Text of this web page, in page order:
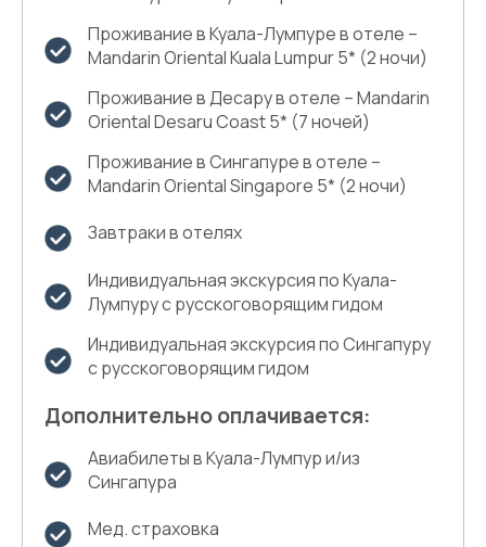
Проживание в Куала-Лумпуре в отеле –
Mandarin Oriental Kuala Lumpur 5* (2 ночи)
Проживание в Десару в отеле – Mandarin
Oriental Desaru Coast 5* (7 ночей)
Проживание в Сингапуре в отеле –
Mandarin Oriental Singapore 5* (2 ночи)
Завтраки в отелях
Индивидуальная экскурсия по Куала-
Лумпуру с русскоговорящим гидом
Индивидуальная экскурсия по Сингапуру
с русскоговорящим гидом
Дополнительно оплачивается:
Авиабилеты в Куала-Лумпур и/из
Сингапура
Мед. страховка